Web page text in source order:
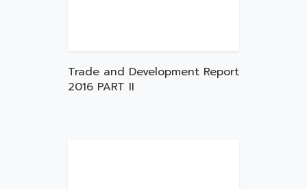
Trade and Development Report
2016 PART II